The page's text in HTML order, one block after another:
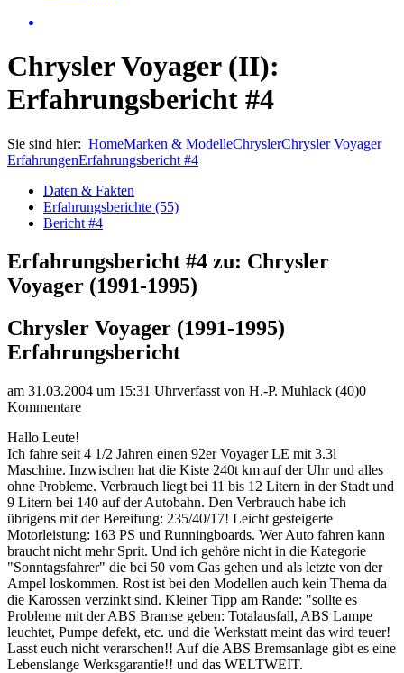
Chrysler Voyager (II):
Erfahrungsbericht #4
Sie sind hier: HomeMarken & ModelleChryslerChrysler Voyager
ErfahrungenErfahrungsbericht #4
Daten & Fakten
Erfahrungsberichte (55)
Bericht #4
Erfahrungsbericht #4 zu: Chrysler
Voyager (1991-1995)
Chrysler Voyager (1991-1995)
Erfahrungsbericht
am 31.03.2004 um 15:31 Uhrverfasst von H.-P. Muhlack (40)0
Kommentare
Hallo Leute!
Ich fahre seit 4 1/2 Jahren einen 92er Voyager LE mit 3.3l
Maschine. Inzwischen hat die Kiste 240t km auf der Uhr und alles
ohne Probleme. Verbrauch liegt bei 11 bis 12 Litern in der Stadt und
9 Litern bei 140 auf der Autobahn. Den Verbrauch habe ich
übrigens mit der Bereifung: 235/40/17! Leicht gesteigerte
Motorleistung: 163 PS und Runningboards. Wer Auto fahren kann
braucht nicht mehr Sprit. Und ich gehöre nicht in die Kategorie
"Sonntagsfahrer" die bei 50 vom Gas gehen und als letzte von der
Ampel loskommen. Rost ist bei den Modellen auch kein Thema da
die Karossen verzinkt sind. Kleiner Tipp am Rande: "sollte es
Probleme mit der ABS Bramse geben: Totalausfall, ABS Lampe
leuchtet, Pumpe defekt, etc. und die Werkstatt meint das wird teuer!
Lasst euch nicht verarschen!! Auf die ABS Bremsanlage gibt es eine
Lebenslange Werksgarantie!! und das WELTWEIT.